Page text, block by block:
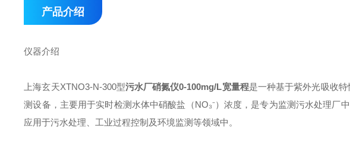
产品介绍
仪器介绍
上海玄天XTNO3-N-300型污水厂硝氮仪0-100mg/L宽量程是一种基于紫外光吸收
测设备，主要用于实时检测水体中硝酸盐（NO₃⁻）浓度，是专为监测污水处理厂
应用于污水处理、工业过程控制及环境监测等领域中。